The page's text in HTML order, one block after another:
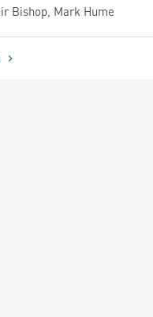
Bishop, Mark Hume